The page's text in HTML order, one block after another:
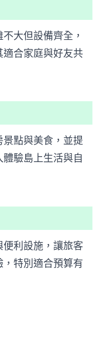
大但設備齊全，
合家庭與好友共
點與美食，並提
驗島上生活與自
便利設施，讓旅客
特別適合預算有